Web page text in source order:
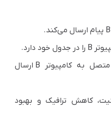
فریم فقط به پورت متصل به کامپیوتر B ارسال
کاهش ترافیک و بهبود